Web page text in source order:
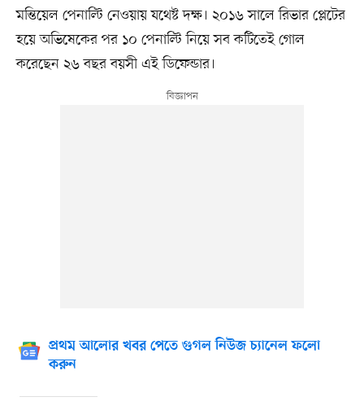
মন্তিয়েল পেনাল্টি নেওয়ায় যথেষ্ট দক্ষ। ২০১৬ সালে রিভার প্লেটের
হয়ে অভিষেকের পর ১০ পেনাল্টি নিয়ে সব কটিতেই গোল
করেছেন ২৬ বছর বয়সী এই ডিফেন্ডার।
প্রথম আলোর খবর পেতে গুগল নিউজ চ্যানেল ফলো
করুন